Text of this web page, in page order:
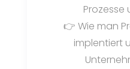
Prozesse
👉 Wie man
implentiert